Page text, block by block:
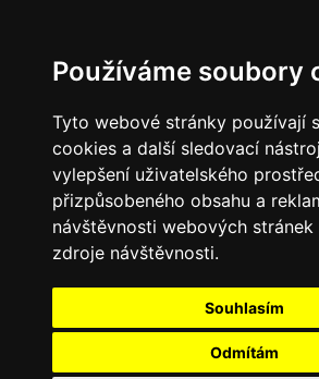
Používáme soubory
Tyto webové stránky používají
cookies a další sledovací
vylepšení uživatelského
přizpůsobeného obsahu a
návštěvnosti webových stránek
zdroje návštěvnosti.
Souhlasím
Odmítám